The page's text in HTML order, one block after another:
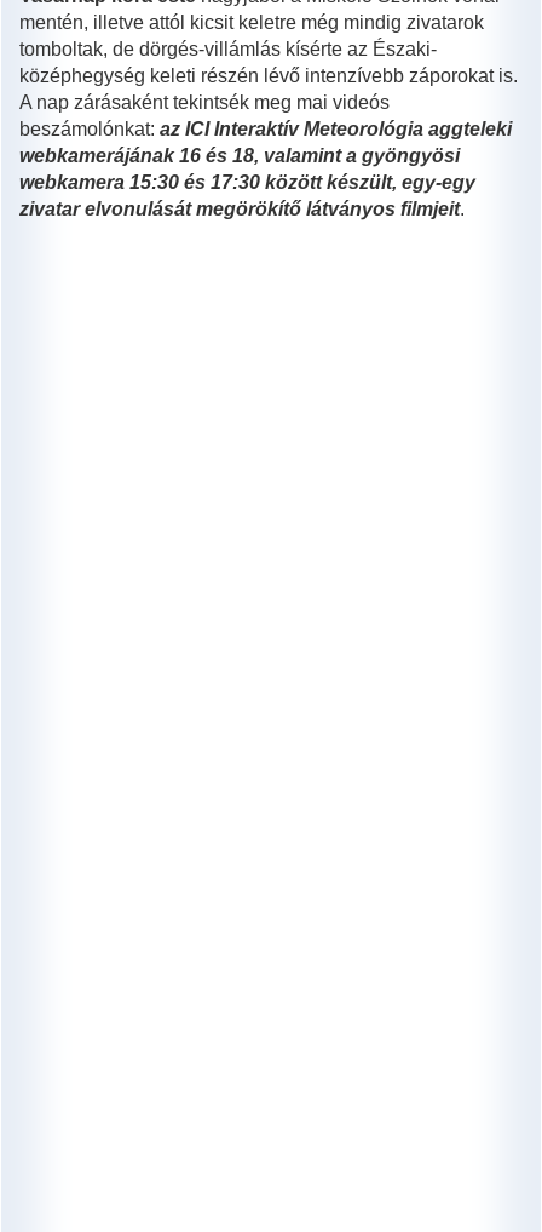
mentén, illetve attól kicsit keletre még mindig zivatarok
tomboltak, de dörgés-villámlás kísérte az Északi-
középhegység keleti részén lévő intenzívebb záporokat is.
A nap zárásaként tekintsék meg mai videós
beszámolónkat: az ICI Interaktív Meteorológia aggteleki
webkamerájának 16 és 18, valamint a gyöngyösi
webkamera 15:30 és 17:30 között készült, egy-egy
zivatar elvonulását megörökítő látványos filmjeit.